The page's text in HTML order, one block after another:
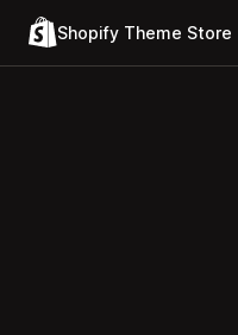
Shopify Theme Store